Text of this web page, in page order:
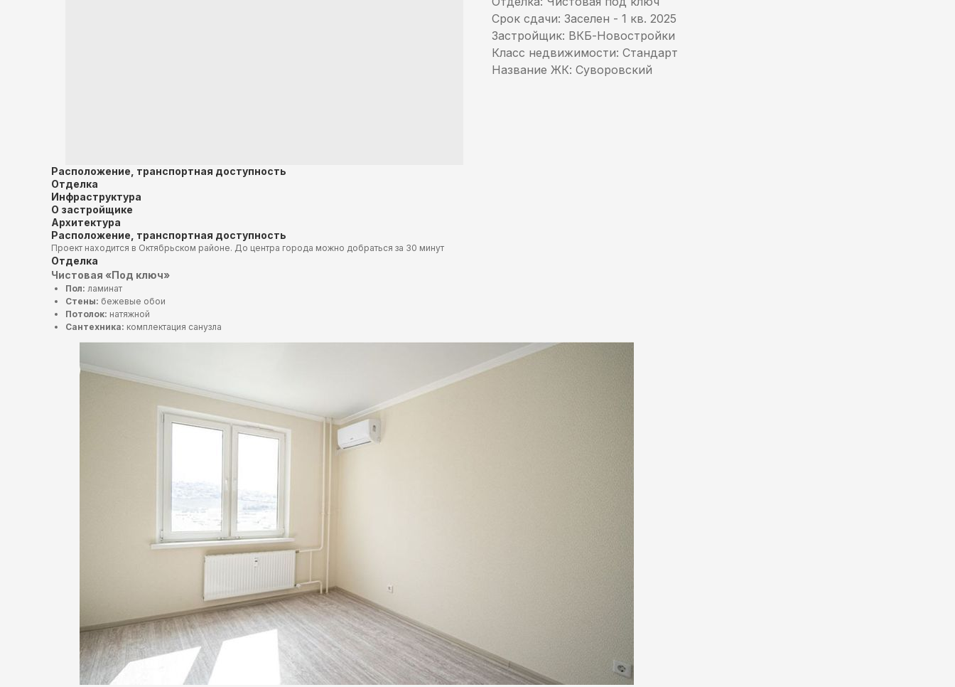
Срок сдачи: Заселен - 1 кв. 2025
Застройщик: ВКБ-Новостройки
Класс недвижимости: Стандарт
Название ЖК: Суворовский
Расположение, транспортная доступность
Отделка
Инфраструктура
О застройщике
Архитектура
Расположение, транспортная доступность
Проект находится в Октябрьском районе. До центра города можно добраться за 30 минут
Отделка
Чистовая «Под ключ»
Пол: ламинат
Стены: бежевые обои
Потолок: натяжной
Сантехника: комплектация санузла